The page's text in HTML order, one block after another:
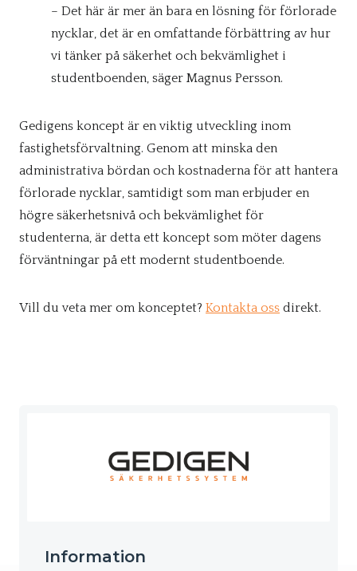
– Det här är mer än bara en lösning för förlorade
nycklar, det är en omfattande förbättring av hur
vi tänker på säkerhet och bekvämlighet i
studentboenden, säger Magnus Persson.
Gedigens koncept är en viktig utveckling inom
fastighetsförvaltning. Genom att minska den
administrativa bördan och kostnaderna för att hantera
förlorade nycklar, samtidigt som man erbjuder en
högre säkerhetsnivå och bekvämlighet för
studenterna, är detta ett koncept som möter dagens
förväntningar på ett modernt studentboende.
Vill du veta mer om konceptet? Kontakta oss direkt.
Information